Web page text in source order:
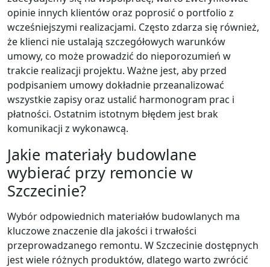
opinie innych klientów oraz poprosić o portfolio z
wcześniejszymi realizacjami. Często zdarza się również,
że klienci nie ustalają szczegółowych warunków
umowy, co może prowadzić do nieporozumień w
trakcie realizacji projektu. Ważne jest, aby przed
podpisaniem umowy dokładnie przeanalizować
wszystkie zapisy oraz ustalić harmonogram prac i
płatności. Ostatnim istotnym błędem jest brak
komunikacji z wykonawcą.
Jakie materiały budowlane
wybierać przy remoncie w
Szczecinie?
Wybór odpowiednich materiałów budowlanych ma
kluczowe znaczenie dla jakości i trwałości
przeprowadzanego remontu. W Szczecinie dostępnych
jest wiele różnych produktów, dlatego warto zwrócić